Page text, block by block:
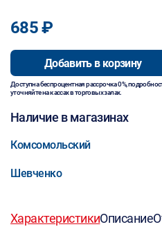
685 ₽
Добавить в корзину
Доступна беспроцентная рассрочка 0%,
уточняйте на кассах в торговых залах.
Наличие в магазинах
Комсомольский
Шевченко
ХарактеристикиОписание